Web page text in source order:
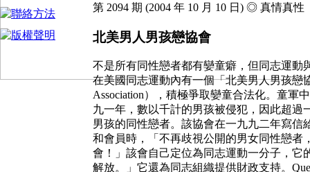
第 2094 期 (2004 年 10 月 10 日) ◎ 真情真性
北美男人男孩戀協會
不是所有同性戀者都有孌童癖，但同志運動
在美國同志運動內有一個「北美男人男孩戀
Association），積極爭取孌童合法化。童軍
九一年，數以千計的男孩被侵犯，因此超
男孩的同性戀者。該協會在一九九二年寫
和會員時，「不再歧視公開的男女同性戀者
會！」該會自己定位為同志運動一分子，它
解放。」它還為同志組織提供財政支持。